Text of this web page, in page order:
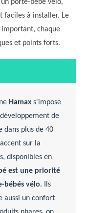
porte-bébé vélo,
faciles à installer. Le
chaque
et points forts.
Hamaxs'impose
de
dans plus de 40
sur la
disponibles en
est une priorité
bébés vélo.Ils
aussi un confort